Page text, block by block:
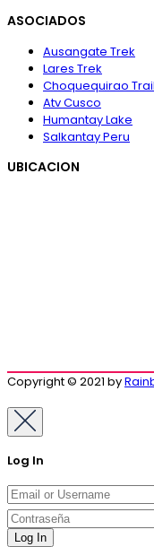
ASOCIADOS
Ausangate Trek
Lares Trek
Choquequirao Trail
Atv Cusco
Humantay Lake
Salkantay Peru
UBICACION
Copyright © 2021 by
Log In